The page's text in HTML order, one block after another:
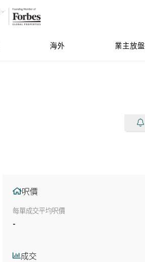
海外 業主放盤
呎價
每單成交平均呎價
-
成交